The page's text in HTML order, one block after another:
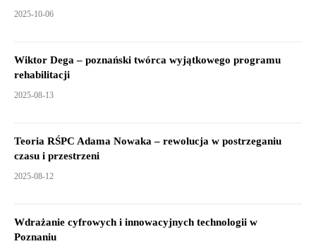
2025-10-06
Wiktor Dega – poznański twórca wyjątkowego programu
rehabilitacji
2025-08-13
Teoria RŚPC Adama Nowaka – rewolucja w postrzeganiu
czasu i przestrzeni
2025-08-12
Wdrażanie cyfrowych i innowacyjnych technologii w
Poznaniu